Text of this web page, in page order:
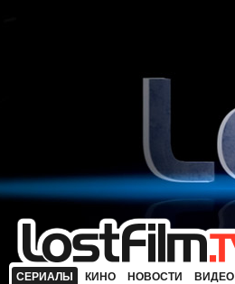
СЕРИАЛЫ КИНО НОВОСТИ ВИДЕО